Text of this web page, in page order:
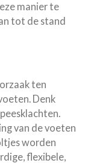
manier te
tot de stand
ten
Denk
van de voeten
worden
flexibele,